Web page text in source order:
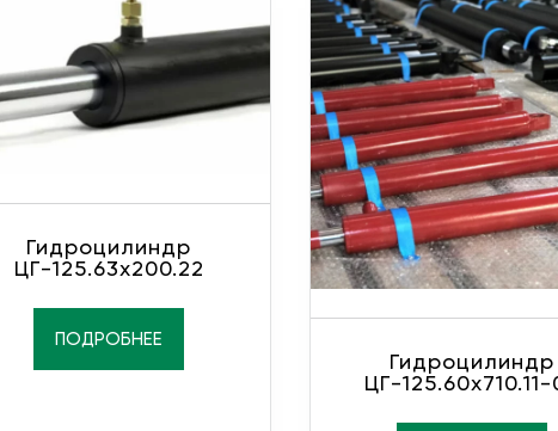
Гидроцилиндр
ЦГ-125.63х200.22
ПОДРОБНЕЕ
Гидроцилиндр
ЦГ-125.60х710.11-